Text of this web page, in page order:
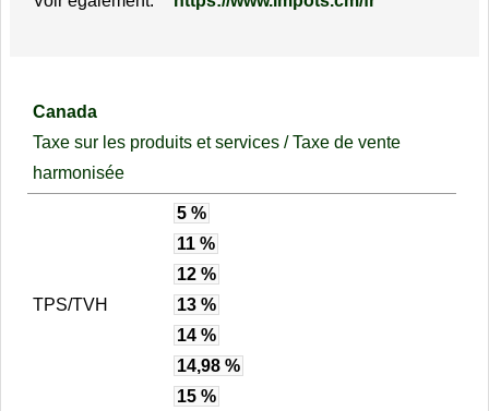
Canada
Taxe sur les produits et services / Taxe de vente
harmonisée
TPS/TVH
5 %
11 %
12 %
13 %
14 %
14,98 %
15 %